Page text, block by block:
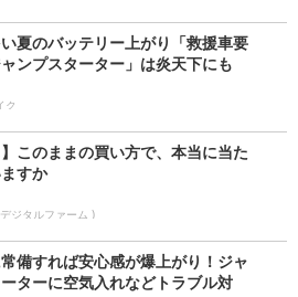
夏のバッテリー上がり「救援車要
ンプスターター」は炎天下にも
ク
】このままの買い方で、本当に当た
すか
ジタルファーム )
備すれば安心感が爆上がり！ジャ
ターに空気入れなどトラブル対